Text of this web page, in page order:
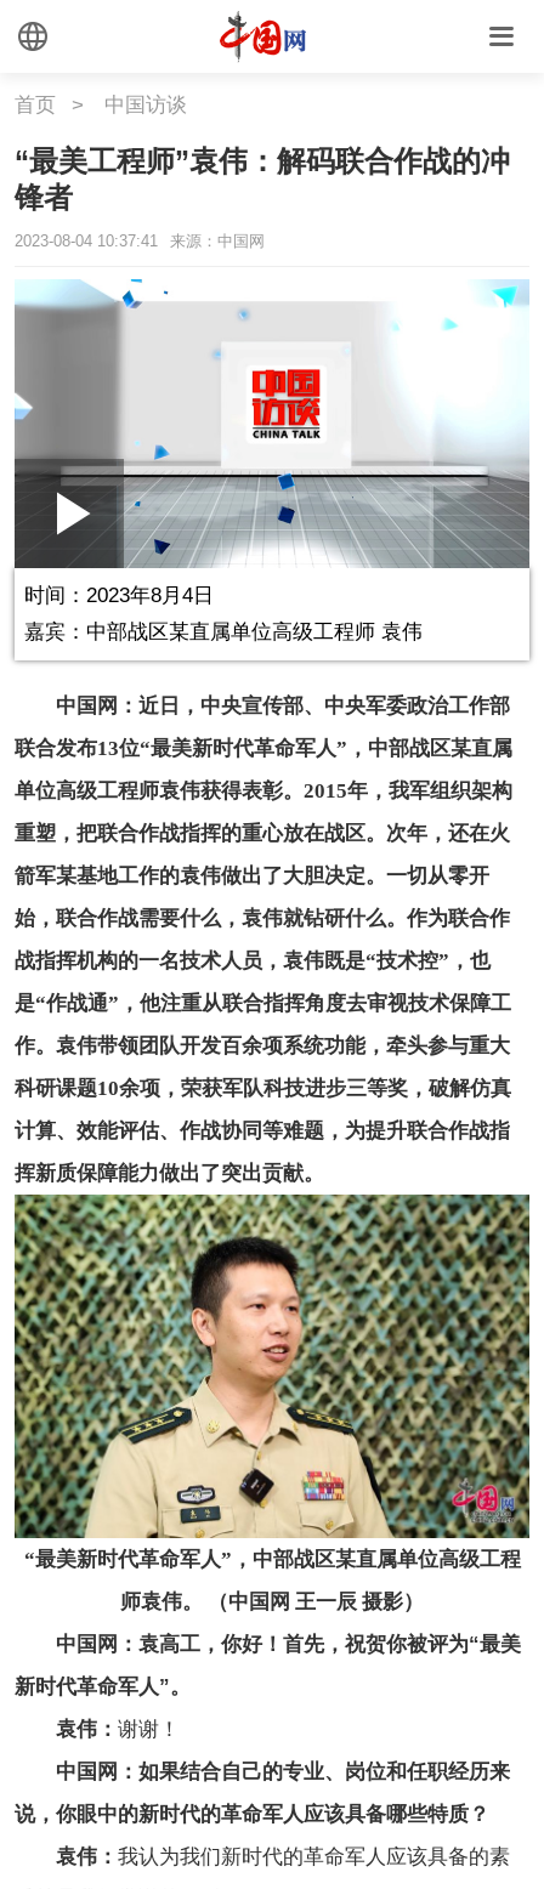
首页 > 中国访谈
“最美工程师”袁伟：解码联合作战的冲
锋者
2023-08-04 10:37:41 来源：中国网
Play
Video
Mute
Picture-
Picture
时间：2023年8月4日
嘉宾：中部战区某直属单位高级工程师 袁伟
中国网：近日，中央宣传部、中央军委政治工作部
联合发布13位“最美新时代革命军人”，中部战区某直属
单位高级工程师袁伟获得表彰。2015年，我军组织架构
重塑，把联合作战指挥的重心放在战区。次年，还在火
箭军某基地工作的袁伟做出了大胆决定。一切从零开
始，联合作战需要什么，袁伟就钻研什么。作为联合作
战指挥机构的一名技术人员，袁伟既是“技术控”，也
是“作战通”，他注重从联合指挥角度去审视技术保障工
作。袁伟带领团队开发百余项系统功能，牵头参与重大
科研课题10余项，荣获军队科技进步三等奖，破解仿真
计算、效能评估、作战协同等难题，为提升联合作战指
挥新质保障能力做出了突出贡献。
“最美新时代革命军人”，中部战区某直属单位高级工程
师袁伟。 （中国网 王一辰 摄影）
中国网：袁高工，你好！首先，祝贺你被评为“最美
新时代革命军人”。
袁伟： 谢谢！
中国网：如果结合自己的专业、岗位和任职经历来
说，你眼中的新时代的革命军人应该具备哪些特质？
袁伟： 我认为我们新时代的革命军人应该具备的素